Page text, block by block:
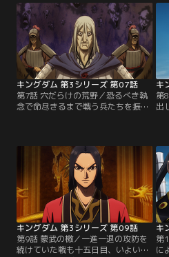
する蒙武と騰の連合軍では、いつも
は血気盛んな蒙武が静かに戦況を見
守っていた。父・蒙武からこの戦い
の目的を聞いていた蒙恬は、父の意
図を汲んで自身の楽華隊を率いて激
闘を繰り広げる。【提供：バンダイ
チャンネル】
は
キングダム 第3シリーズ 第07話
第7話 穴だらけの荒野／恐るべき執
念で命尽きるまで戦う兵たちを振り
は、万極がかつて“長平”の地
で、“秦六将”の白起が行った大虐殺
から逃れた生き残りだと知る。凄ま
じい憎しみから秦国の民を無差別に
殺してきた万極に激しい怒りととも
に同情の思いも抱く信。【提供：バ
ンダイチャンネル】
キ
第
出
第
る
に
本
十
言
キングダム 第3シリーズ 第09話
第9話 蒙武の檄／一進一退の攻防を
続けていた戦も十五日目、いよいよ
キ
第
に